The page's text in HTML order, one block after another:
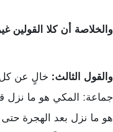
والخلاصة أن كلا القولين
والقول الثالث: خالٍ عن كل
جماعة: المكي هو ما نزل
هو ما نزل بعد الهجرة